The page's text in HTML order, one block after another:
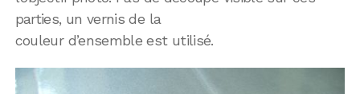
parties, un vernis de la
couleur d’ensemble est utilisé.